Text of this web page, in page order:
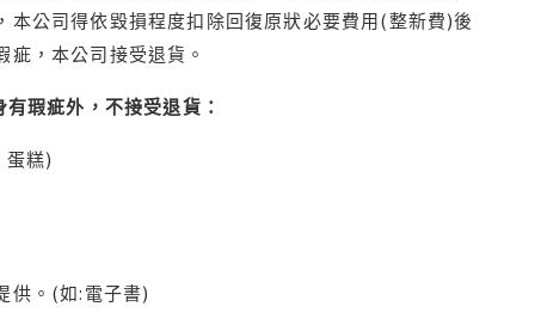
公司得依毀損程度扣除回復原狀必要費用(整新費)後
，本公司接受退貨。
瑕疵外，不接受退貨：
蛋糕)
供。(如:電子書)